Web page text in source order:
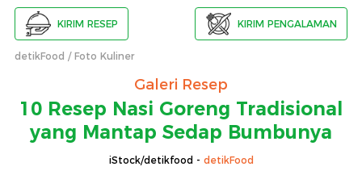
KIRIM RESEP KIRIM PENGALAMAN
detikFood Foto Kuliner
Galeri Resep
10 Resep Nasi Goreng Tradisional
yang Mantap Sedap Bumbunya
iStock/detikfood - detikFood